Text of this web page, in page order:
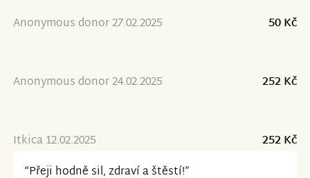
Anonymous donor 27.02.2025 50 Kč
Anonymous donor 24.02.2025 252 Kč
Itkica 12.02.2025
252 Kč
“Přeji hodně sil, zdraví a štěstí!”